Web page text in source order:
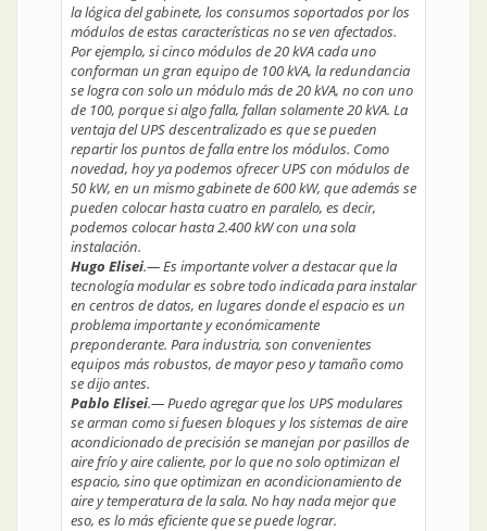
la lógica del gabinete, los consumos soportados por los
módulos de estas características no se ven afectados.
Por ejemplo, si cinco módulos de 20 kVA cada uno
conforman un gran equipo de 100 kVA, la redundancia
se logra con solo un módulo más de 20 kVA, no con uno
de 100, porque si algo falla, fallan solamente 20 kVA. La
ventaja del UPS descentralizado es que se pueden
repartir los puntos de falla entre los módulos. Como
novedad, hoy ya podemos ofrecer UPS con módulos de
50 kW, en un mismo gabinete de 600 kW, que además se
pueden colocar hasta cuatro en paralelo, es decir,
podemos colocar hasta 2.400 kW con una sola
instalación.
Hugo Elisei.— Es importante volver a destacar que la
tecnología modular es sobre todo indicada para instalar
en centros de datos, en lugares donde el espacio es un
problema importante y económicamente
preponderante. Para industria, son convenientes
equipos más robustos, de mayor peso y tamaño como
se dijo antes.
Pablo Elisei.— Puedo agregar que los UPS modulares
se arman como si fuesen bloques y los sistemas de aire
acondicionado de precisión se manejan por pasillos de
aire frío y aire caliente, por lo que no solo optimizan el
espacio, sino que optimizan en acondicionamiento de
aire y temperatura de la sala. No hay nada mejor que
eso, es lo más eficiente que se puede lograr.